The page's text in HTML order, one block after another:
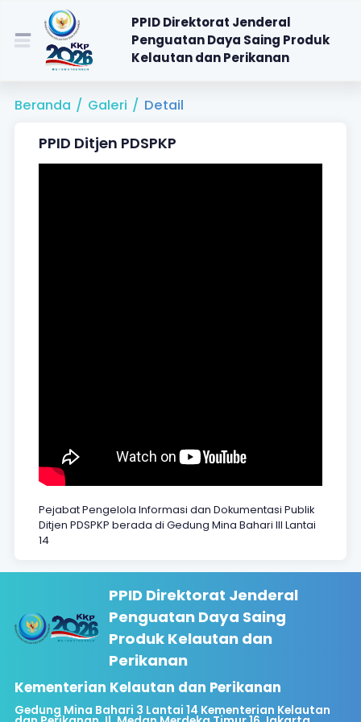
PPID Direktorat Jenderal
Penguatan Daya Saing Produk
Kelautan dan Perikanan
Beranda / Galeri / Detail
PPID Ditjen PDSPKP
Pejabat Pengelola Informasi dan Dokumentasi Publik
Ditjen PDSPKP berada di Gedung Mina Bahari III Lantai
14
PPID Direktorat Jenderal
Penguatan Daya Saing
Produk Kelautan dan
Perikanan
Kementerian Kelautan dan Perikanan
Gedung Mina Bahari 3 Lantai 14 Kementerian Kelautan